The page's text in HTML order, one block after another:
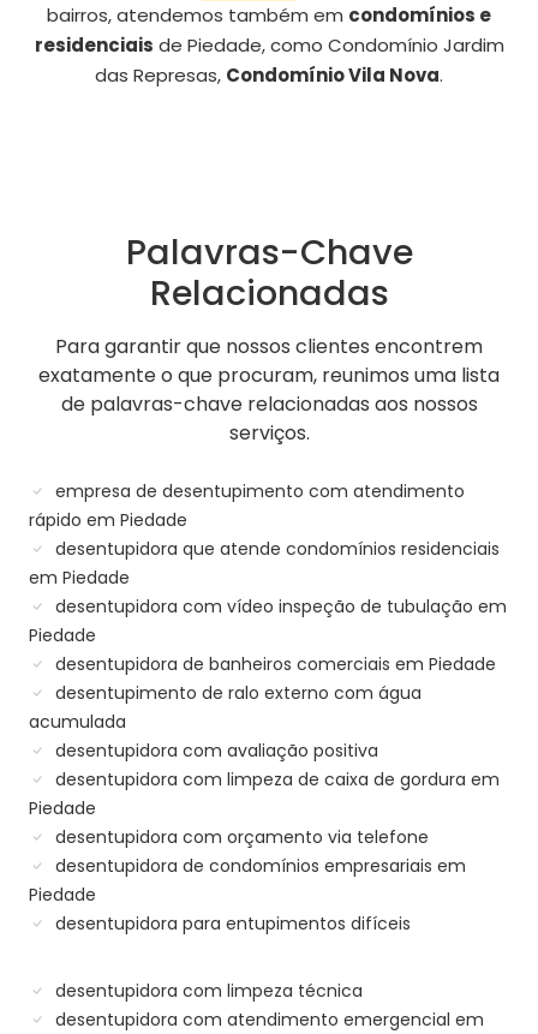
bairros, atendemos também em condomínios e
residenciais de Piedade, como Condomínio Jardim
das Represas, Condomínio Vila Nova.
Palavras-Chave
Relacionadas
Para garantir que nossos clientes encontrem
exatamente o que procuram, reunimos uma lista
de palavras-chave relacionadas aos nossos
serviços.
empresa de desentupimento com atendimento
rápido em Piedade
desentupidora que atende condomínios residenciais
em Piedade
desentupidora com vídeo inspeção de tubulação em
Piedade
desentupidora de banheiros comerciais em Piedade
desentupimento de ralo externo com água
acumulada
desentupidora com avaliação positiva
desentupidora com limpeza de caixa de gordura em
Piedade
desentupidora com orçamento via telefone
desentupidora de condomínios empresariais em
Piedade
desentupidora para entupimentos difíceis
desentupidora com limpeza técnica
desentupidora com atendimento emergencial em